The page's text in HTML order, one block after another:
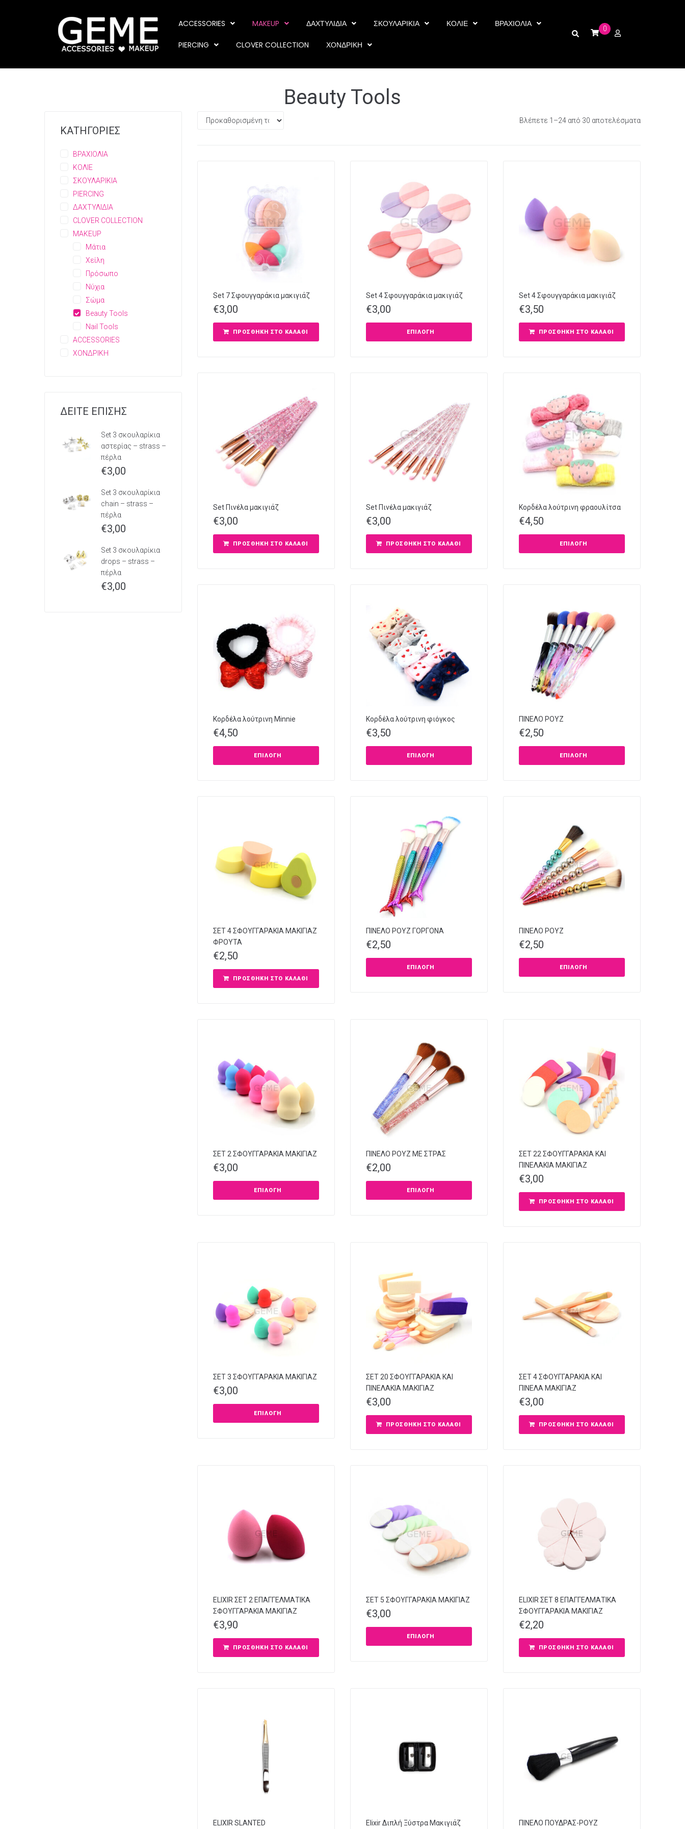
ACCESSORIES MAKEUP ΔΑΧΤΥΛΙΔΙΑ ΣΚΟΥΛΑΡΙΚΙΑ ΚΟΛΙΕ ΒΡΑΧΙΟΛΙΑ
PIERCING CLOVER COLLECTION ΧΟΝΔΡΙΚΗ
0
Beauty Tools
Βλέπετε 1–24 από 30 αποτελέσματα
Set 7 Σφουγγαράκια μακιγιάζ
€3,00
ΠΡΟΣΘΉΚΗ ΣΤΟ ΚΑΛΆΘΙ
Set 4 Σφουγγαράκια μακιγιάζ
€3,00
ΕΠΙΛΟΓΉ
Set 4 Σφουγγαράκια μακιγιάζ
€3,50
ΠΡΟΣΘΉΚΗ ΣΤΟ ΚΑΛΆΘΙ
Set Πινέλα μακιγιάζ
€3,00
ΠΡΟΣΘΉΚΗ ΣΤΟ ΚΑΛΆΘΙ
Set Πινέλα μακιγιάζ
€3,00
ΠΡΟΣΘΉΚΗ ΣΤΟ ΚΑΛΆΘΙ
Κορδέλα λούτρινη φραουλίτσα
€4,50
ΕΠΙΛΟΓΉ
Κορδέλα λούτρινη Minnie
€4,50
ΕΠΙΛΟΓΉ
Κορδέλα λούτρινη φιόγκος
€3,50
ΕΠΙΛΟΓΉ
ΠΙΝΕΛΟ ΡΟΥΖ
€2,50
ΕΠΙΛΟΓΉ
ΣΕΤ 4 ΣΦΟΥΓΓΑΡΑΚΙΑ ΜΑΚΙΓΙΑΖ
ΦΡΟΥΤΑ
€2,50
ΠΡΟΣΘΉΚΗ ΣΤΟ ΚΑΛΆΘΙ
ΠΙΝΕΛΟ ΡΟΥΖ ΓΟΡΓΟΝΑ
€2,50
ΕΠΙΛΟΓΉ
ΠΙΝΕΛΟ ΡΟΥΖ
€2,50
ΕΠΙΛΟΓΉ
ΣΕΤ 2 ΣΦΟΥΓΓΑΡΑΚΙΑ ΜΑΚΙΓΙΑΖ
€3,00
ΕΠΙΛΟΓΉ
ΠΙΝΕΛΟ ΡΟΥΖ ΜΕ ΣΤΡΑΣ
€2,00
ΕΠΙΛΟΓΉ
ΣΕΤ 22 ΣΦΟΥΓΓΑΡΑΚΙΑ ΚΑΙ
ΠΙΝΕΛΑΚΙΑ ΜΑΚΙΓΙΑΖ
€3,00
ΠΡΟΣΘΉΚΗ ΣΤΟ ΚΑΛΆΘΙ
ΣΕΤ 3 ΣΦΟΥΓΓΑΡΑΚΙΑ ΜΑΚΙΓΙΑΖ
€3,00
ΕΠΙΛΟΓΉ
ΣΕΤ 20 ΣΦΟΥΓΓΑΡΑΚΙΑ ΚΑΙ
ΠΙΝΕΛΑΚΙΑ ΜΑΚΙΓΙΑΖ
€3,00
ΠΡΟΣΘΉΚΗ ΣΤΟ ΚΑΛΆΘΙ
ΣΕΤ 4 ΣΦΟΥΓΓΑΡΑΚΙΑ ΚΑΙ
ΠΙΝΕΛΑ ΜΑΚΙΓΙΑΖ
€3,00
ΠΡΟΣΘΉΚΗ ΣΤΟ ΚΑΛΆΘΙ
ELIXIR ΣΕΤ 2 ΕΠΑΓΓΕΛΜΑΤΙΚΑ
ΣΦΟΥΓΓΑΡΑΚΙΑ ΜΑΚΙΓΙΑΖ
€3,90
ΠΡΟΣΘΉΚΗ ΣΤΟ ΚΑΛΆΘΙ
ΣΕΤ 5 ΣΦΟΥΓΓΑΡΑΚΙΑ ΜΑΚΙΓΙΑΖ
€3,00
ΕΠΙΛΟΓΉ
ELIXIR ΣΕΤ 8 ΕΠΑΓΓΕΛΜΑΤΙΚΑ
ΣΦΟΥΓΓΑΡΑΚΙΑ ΜΑΚΙΓΙΑΖ
€2,20
ΠΡΟΣΘΉΚΗ ΣΤΟ ΚΑΛΆΘΙ
ELIXIR SLANTED Elixir Διπλή Ξύστρα Μακιγιάζ ΠΙΝΕΛΟ ΠΟΥΔΡΑΣ-ΡΟΥΖ
ΚΑΤΗΓΟΡΙΕΣ
ΒΡΑΧΙΟΛΙΑ
ΚΟΛΙΕ
ΣΚΟΥΛΑΡΙΚΙΑ
PIERCING
ΔΑΧΤΥΛΙΔΙΑ
CLOVER COLLECTION
MAKEUP
Μάτια
Χείλη
Πρόσωπο
Νύχια
Σώμα
Beauty Tools
Nail Tools
ACCESSORIES
ΧΟΝΔΡΙΚΗ
ΔΕΙΤΕ ΕΠΙΣΗΣ
Set 3 σκουλαρίκια
αστερίας – strass –
πέρλα
€3,00
Set 3 σκουλαρίκια
chain – strass –
πέρλα
€3,00
Set 3 σκουλαρίκια
drops – strass –
πέρλα
€3,00